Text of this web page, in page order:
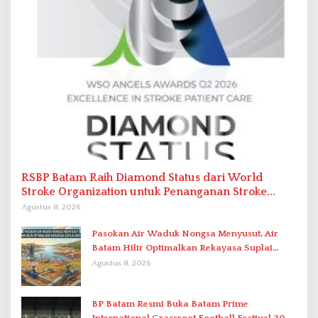
RSBP Batam Raih Diamond Status dari World
Stroke Organization untuk Penanganan Stroke
Berstandar Internasional
Agustus 8, 2026
Pasokan Air Waduk Nongsa Menyusut, Air
Batam Hilir Optimalkan Rekayasa Suplai
Antar-IPAM
Agustus 8, 2026
BP Batam Resmi Buka Batam Prime